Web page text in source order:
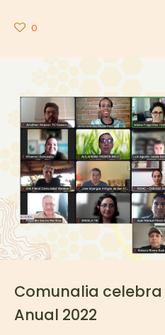
0
Comunalia
Anual 2022